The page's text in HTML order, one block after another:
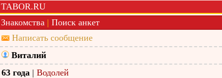
TABOR.RU
Знакомства | Поиск анкет
Написать сообщение
Виталий
63 года | Водолей